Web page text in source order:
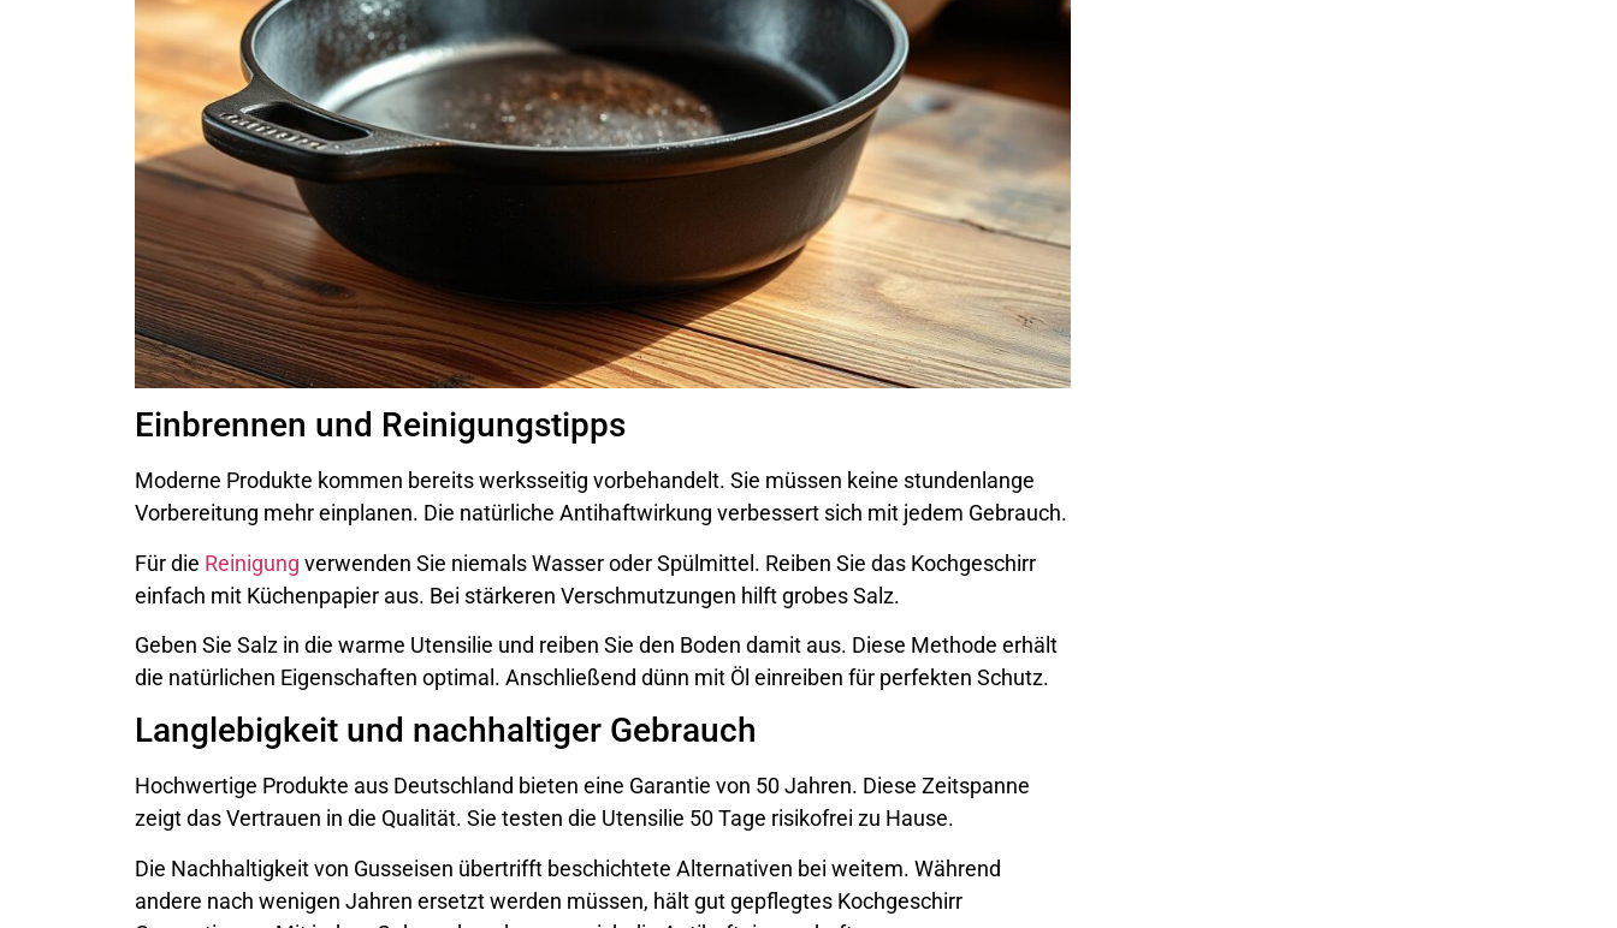
Einbrennen und Reinigungstipps
Moderne Produkte kommen bereits werksseitig vorbehandelt. Sie müssen keine stundenlange
Vorbereitung mehr einplanen. Die natürliche Antihaftwirkung verbessert sich mit jedem Gebrauch.
Für die Reinigung verwenden Sie niemals Wasser oder Spülmittel. Reiben Sie das Kochgeschirr
einfach mit Küchenpapier aus. Bei stärkeren Verschmutzungen hilft grobes Salz.
Geben Sie Salz in die warme Utensilie und reiben Sie den Boden damit aus. Diese Methode erhält
die natürlichen Eigenschaften optimal. Anschließend dünn mit Öl einreiben für perfekten Schutz.
Langlebigkeit und nachhaltiger Gebrauch
Hochwertige Produkte aus Deutschland bieten eine Garantie von 50 Jahren. Diese Zeitspanne
zeigt das Vertrauen in die Qualität. Sie testen die Utensilie 50 Tage risikofrei zu Hause.
Die Nachhaltigkeit von Gusseisen übertrifft beschichtete Alternativen bei weitem. Während
andere nach wenigen Jahren ersetzt werden müssen, hält gut gepflegtes Kochgeschirr